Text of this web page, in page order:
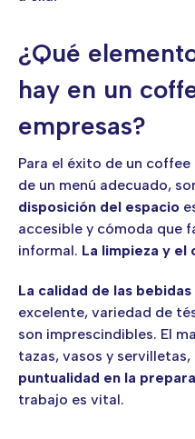
¿Qué
hay en un
empresas?
Para el éxito de un
de un menú adecuado,
disposición del espacio
accesible y cómoda que
informal. La limpieza y el
La calidad de las
excelente, variedad de
son imprescindibles. El
tazas, vasos y
puntualidad en la
trabajo es vital.